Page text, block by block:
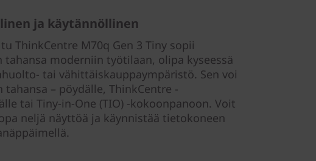
ja käytännöllinen
ThinkCentre M70q Gen 3 Tiny sopii
moderniin työtilaan, olipa kyseessä
tai vähittäiskauppaympäristö. Sen voi
– pöydälle, ThinkCentre -
tai Tiny-in-One (TIO) -kokoonpanoon. Voit
neljä näyttöä ja käynnistää tietokoneen